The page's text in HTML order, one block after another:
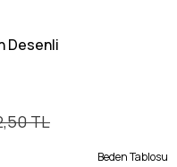
Desenli
TL
Beden Tablosu